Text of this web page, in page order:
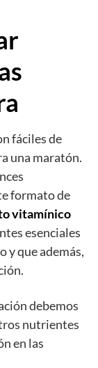
fáciles de
una maratón.
formato de
vitamínico
esenciales
y que además,
debemos
nutrientes
en las